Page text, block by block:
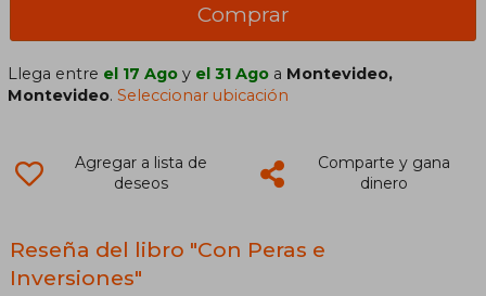
Comprar
Llega entre el 17 Ago y el 31 Ago a Montevideo,
Montevideo.Seleccionar ubicación
Agregar a lista de
deseos
Comparte y gana
dinero
Reseña del libro "Con Peras e
Inversiones"